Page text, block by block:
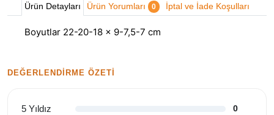
Ürün Detayları Ürün Yorumları 0 İptal ve İade Koşulları
Boyutlar 22-20-18 × 9-7,5-7 cm
DEĞERLENDIRME ÖZETI
5 Yıldız 0